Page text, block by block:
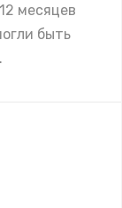
месяцев
быть